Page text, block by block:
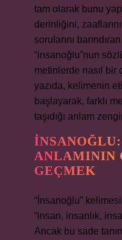
tam olarak bunu
derinliğini,
sorularını
“insanoğlu”nun
metinlerde nasıl bir
yazıda, kelimenin
başlayarak, farklı
taşıdığı anlam
ANLAMININ
GEÇMEK
“İnsanoğlu”
“insan, insanlık,
Ancak bu sade